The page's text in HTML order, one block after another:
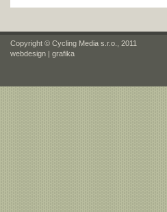
Copyright © Cycling Media s.r.o., 2011
webdesign | grafika